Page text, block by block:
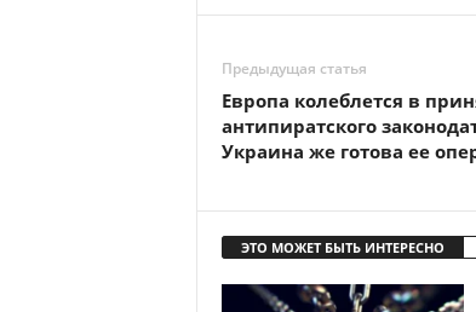
Предыдущая статья
Европа колеблется в
антипиратского
Украина же готова ее
ЭТО МОЖЕТ БЫТЬ ИНТЕРЕСНО